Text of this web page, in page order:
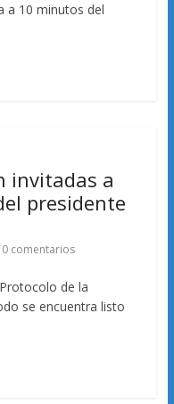
a 10 minutos del
invitadas a
presidente
0 comentarios
de la
se encuentra listo